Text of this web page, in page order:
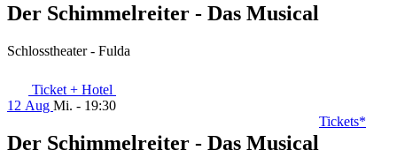
Der Schimmelreiter - Das Musical
Schlosstheater - Fulda
Ticket + Hotel
12 Aug Mi. - 19:30
Der Schimmelreiter - Das Musical
Tickets*